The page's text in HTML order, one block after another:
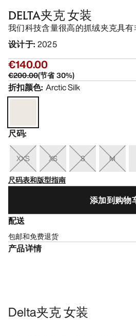
DELTA夹克 女装
我们科技含量很高的抓绒夹克具有
设计于: 2025
€140.00
€200.00(节省30%)
折扣颜色: Arctic Silk
尺码:
XXS XS S M
尺码表和版型指南
添加到购物
配送
包邮和免费退货
产品详情
Delta夹克 女装